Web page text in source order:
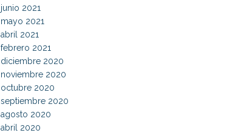
junio 2021
mayo 2021
abril 2021
febrero 2021
diciembre 2020
noviembre 2020
octubre 2020
septiembre 2020
agosto 2020
abril 2020